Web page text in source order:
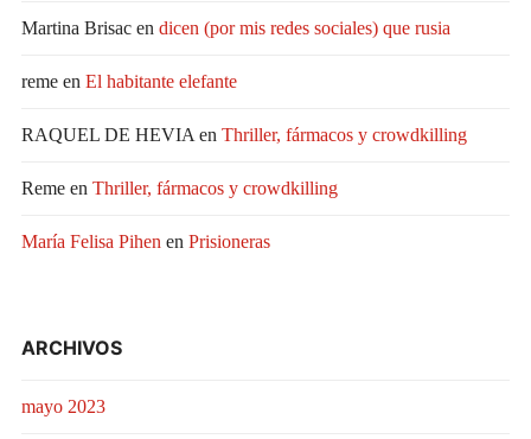
Martina Brisacen dicen (por mis redes sociales) que rusia
remeen El habitante elefante
RAQUEL DE HEVIA en Thriller, fármacos y crowdkilling
Remeen Thriller, fármacos y crowdkilling
María Felisa Pihen en Prisioneras
ARCHIVOS
mayo 2023